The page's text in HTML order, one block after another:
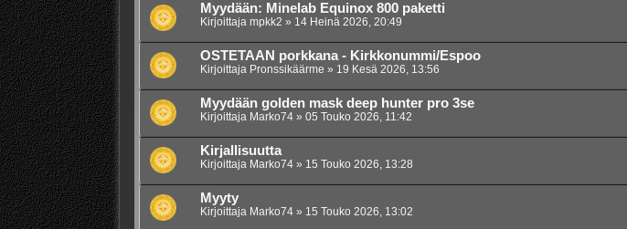
Myydään: Minelab Equinox 800 paketti
Kirjoittaja mpkk2 » 14 Heinä 2026, 20:49
OSTETAAN porkkana - Kirkkonummi/Espoo
Kirjoittaja Pronssikäärme » 19 Kesä 2026, 13:56
Myydään golden mask deep hunter pro 3se
Kirjoittaja Marko74» 05 Touko 2026, 11:42
Kirjallisuutta
Kirjoittaja Marko74» 15 Touko 2026, 13:28
Myyty
Kirjoittaja Marko74» 15 Touko 2026, 13:02